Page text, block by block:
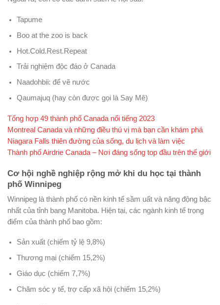
Tapume
Boo at the zoo is back
Hot.Cold.Rest.Repeat
Trải nghiệm độc đáo ở Canada
Naadohbii: để vẽ nước
Qaumajuq (hay còn được gọi là Say Mê)
Tổng hợp 49 thành phố Canada nổi tiếng 2023
Montreal Canada và những điều thú vị mà bạn cần khám phá
Niagara Falls thiên đường của sống, du lịch và làm việc
Thành phố Airdrie Canada – Nơi đáng sống top đầu trên thế giới
Cơ hội nghề nghiệp rộng mở khi du học tại thành
phố Winnipeg
Winnipeg là thành phố có nền kinh tế sầm uất và năng động bậc
nhất của tỉnh bang Manitoba. Hiện tại, các ngành kinh tế trọng
điểm của thành phố bao gồm:
Sản xuất (chiếm tỷ lệ 9,8%)
Thương mại (chiếm 15,2%)
Giáo dục (chiếm 7,7%)
Chăm sóc y tế, trợ cấp xã hội (chiếm 15,2%)